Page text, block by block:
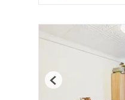
Previous